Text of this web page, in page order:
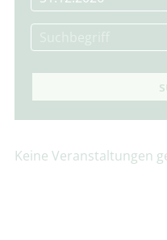
Keine Veranstaltungen